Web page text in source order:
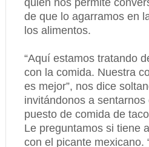
quien nos permite
de que lo agarramos en
los alimentos.
“Aquí estamos tratando
con la comida. Nuestra
es mejor”, nos dice
invitándonos a
puesto de comida de
Le preguntamos si tiene
con el picante mexicano.